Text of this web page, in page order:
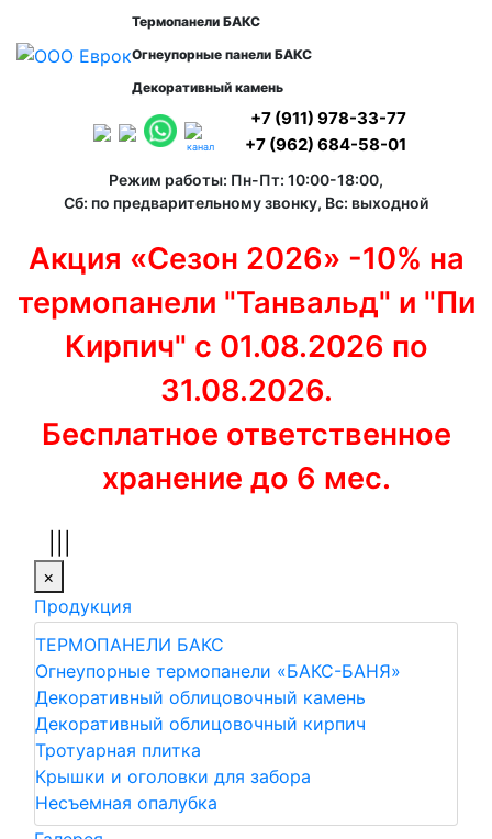
Термопанели БАКС
Огнеупорные панели БАКС
Декоративный камень
канал
+7 (911) 978-33-77
+7 (962) 684-58-01
Режим работы: Пн-Пт: 10:00-18:00,
Сб: по предварительному звонку, Вс: выходной
Акция «Сезон 2026» -10% на
термопанели "Танвальд" и "Пи
Кирпич" с 01.08.2026 по
31.08.2026.
Бесплатное ответственное
хранение до 6 мес.
×
Продукция
ТЕРМОПАНЕЛИ БАКС
Огнеупорные термопанели «БАКС-БАНЯ»
Декоративный облицовочный камень
Декоративный облицовочный кирпич
Тротуарная плитка
Крышки и оголовки для забора
Несъемная опалубка